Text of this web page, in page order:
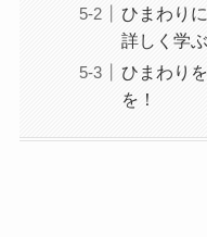
ひまわり
詳しく学ぶ
ひまわり
を！